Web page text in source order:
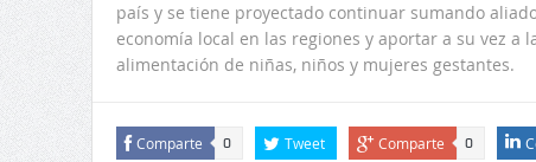
país y se tiene proyectado continuar sumando
economía local en las regiones y aportar a su vez a
alimentación de niñas, niños y mujeres gestantes.
Comparte 0 Tweet Comparte 0